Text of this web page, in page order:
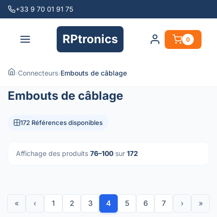
+33 9 70 01 91 75
RPtronics 0
›Connecteurs›Embouts de câblage
Embouts de câblage
172 Références disponibles
Affichage des produits 76–100 sur 172
« ‹ 1 2 3 4 5 6 7 › »